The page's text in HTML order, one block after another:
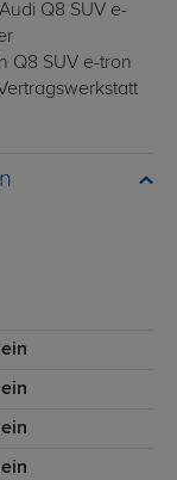
Q8 SUV e-
Q8 SUV e-tron